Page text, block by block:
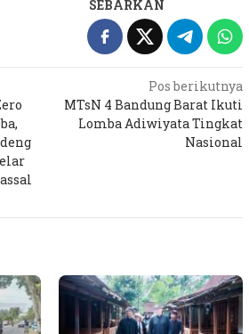
SEBARKAN
Pos berikutnya
MTsN 4 Bandung Barat Ikuti
Lomba Adiwiyata Tingkat
Nasional